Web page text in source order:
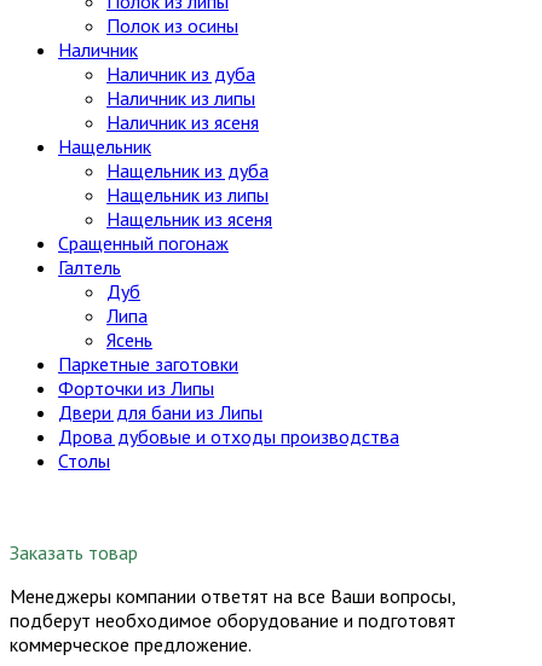
Полок из осины
Наличник
Наличник из дуба
Наличник из липы
Наличник из ясеня
Нащельник
Нащельник из дуба
Нащельник из липы
Нащельник из ясеня
Сращенный погонаж
Галтель
Дуб
Липа
Ясень
Паркетные заготовки
Форточки из Липы
Двери для бани из Липы
Дрова дубовые и отходы производства
Столы
Заказать товар
Менеджеры компании ответят на все Ваши вопросы,
подберут необходимое оборудование и подготовят
коммерческое предложение.